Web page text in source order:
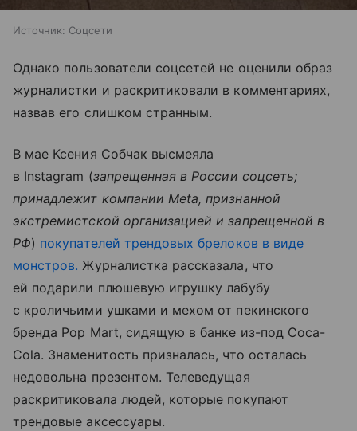
Источник: Соцсети
Однако пользователи соцсетей не оценили образ
журналистки и раскритиковали в комментариях,
назвав его слишком странным.
В мае Ксения Собчак высмеяла
в Instagram (запрещенная в России соцсеть;
принадлежит компании Meta, признанной
экстремистской организацией и запрещенной в
РФ) покупателей трендовых брелоков в виде
монстров. Журналистка рассказала, что
ей подарили плюшевую игрушку лабубу
с кроличьими ушками и мехом от пекинского
бренда Pop Mart, сидящую в банке из-под Coca-
Cola. Знаменитость призналась, что осталась
недовольна презентом. Телеведущая
раскритиковала людей, которые покупают
трендовые аксессуары.